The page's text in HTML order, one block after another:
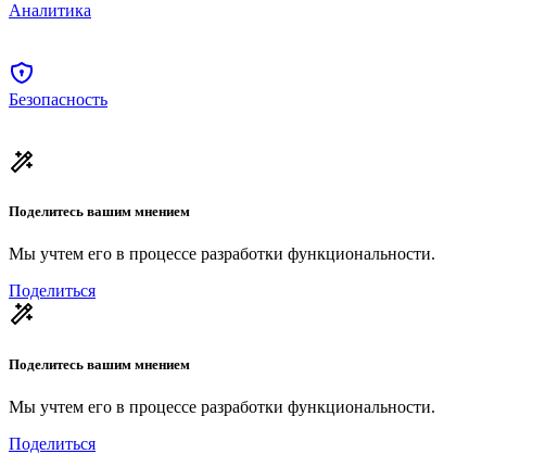
Аналитика
Безопасность
Поделитесь вашим мнением
Мы учтем его в процессе разработки функциональности.
Поделиться
Поделитесь вашим мнением
Мы учтем его в процессе разработки функциональности.
Поделиться